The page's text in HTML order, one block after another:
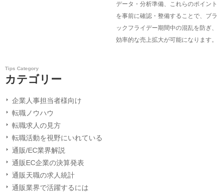
データ・分析準備、これらのポイント
を事前に確認・整備することで、ブラ
ックフライデー期間中の混乱を防ぎ、
効率的な売上拡大が可能になります。
Tips Category
カテゴリー
企業人事担当者様向け
転職ノウハウ
転職求人の見方
転職活動を視野にいれている
通販/EC業界解説
通販EC企業の決算発表
通販天職の求人統計
通販業界で活躍するには